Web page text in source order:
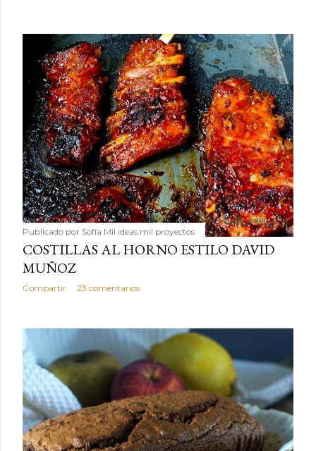
Publicado por Sofía Mil ideas mil proyectos
COSTILLAS AL HORNO ESTILO DAVID
MUÑOZ
Compartir 23 comentarios